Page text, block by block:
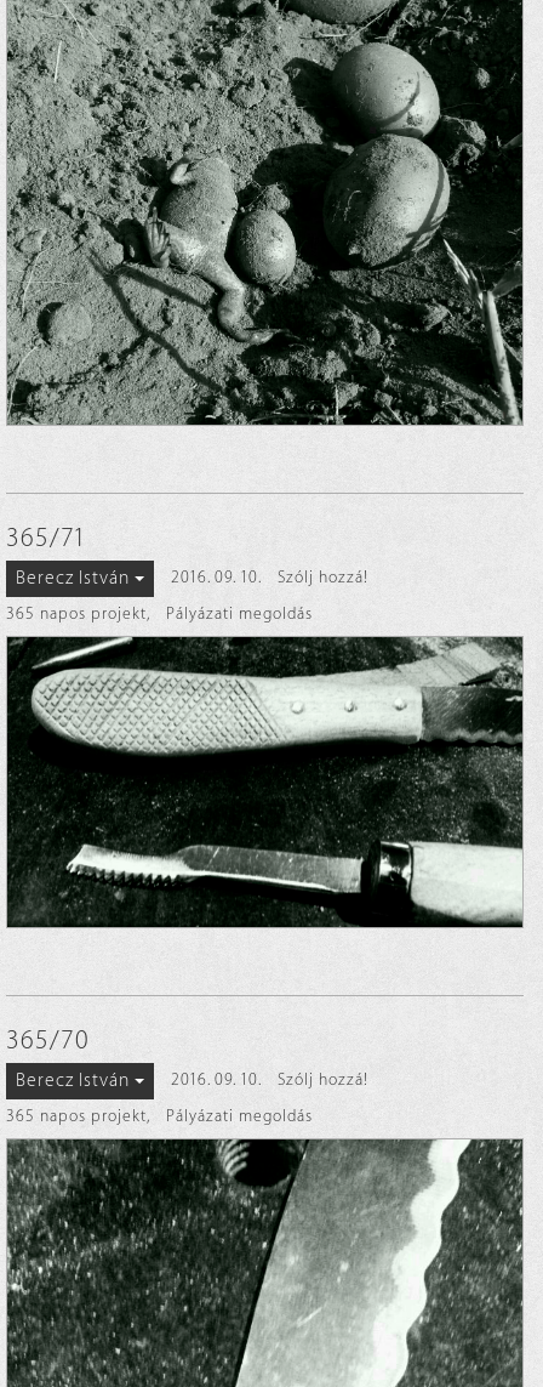
365/71
Berecz István 2016. 09. 10.
Szólj hozzá!
365 napos projekt, Pályázati megoldás
365/70
Berecz István 2016. 09. 10.
Szólj hozzá!
365 napos projekt, Pályázati megoldás